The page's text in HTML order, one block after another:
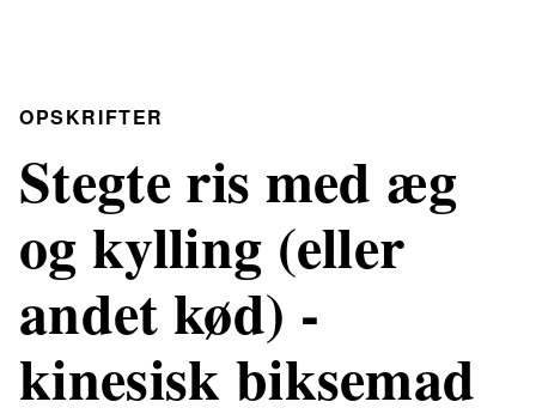
OPSKRIFTER
Stegte ris med æg
og kylling (eller
andet kød) -
kinesisk biksemad